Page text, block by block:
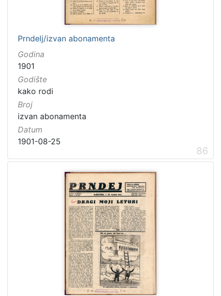
Prndelj/izvan abonamenta
Godina
1901
Godište
kako rodi
Broj
izvan abonamenta
Datum
1901-08-25
86